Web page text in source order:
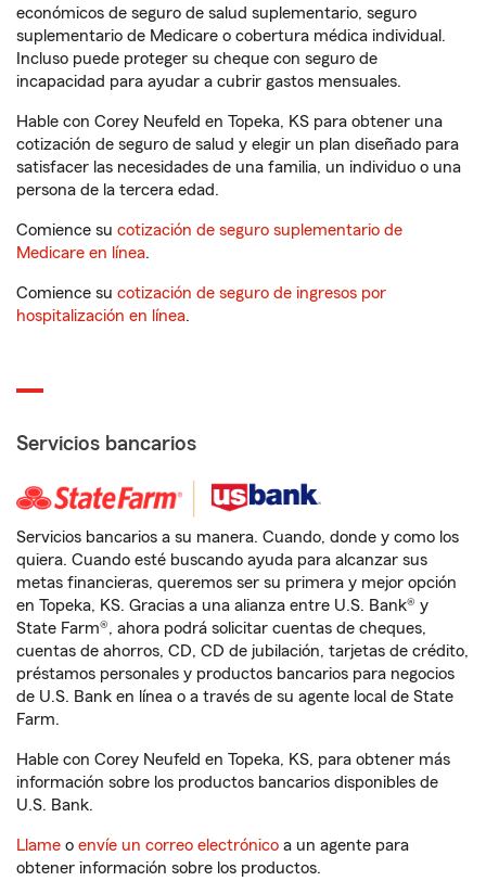
económicos de seguro de salud suplementario, seguro
suplementario de Medicare o cobertura médica individual.
Incluso puede proteger su cheque con seguro de
incapacidad para ayudar a cubrir gastos mensuales.
Hable con Corey Neufeld en Topeka, KS para obtener una
cotización de seguro de salud y elegir un plan diseñado para
satisfacer las necesidades de una familia, un individuo o una
persona de la tercera edad.
Comience su cotización de seguro suplementario de
Medicare en línea.
Comience su cotización de seguro de ingresos por
hospitalización en línea.
Servicios bancarios
Servicios bancarios a su manera. Cuando, donde y como los
quiera. Cuando esté buscando ayuda para alcanzar sus
metas financieras, queremos ser su primera y mejor opción
en Topeka, KS. Gracias a una alianza entre U.S. Bank® y
State Farm®, ahora podrá solicitar cuentas de cheques,
cuentas de ahorros, CD, CD de jubilación, tarjetas de crédito,
préstamos personales y productos bancarios para negocios
de U.S. Bank en línea o a través de su agente local de State
Farm.
Hable con Corey Neufeld en Topeka, KS, para obtener más
información sobre los productos bancarios disponibles de
U.S. Bank.
Llame o envíe un correo electrónico a un agente para
obtener información sobre los productos.